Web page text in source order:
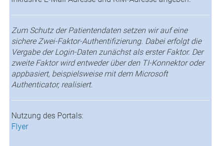
Zum Schutz der Patientendaten setzen wir auf eine
sichere Zwei-Faktor-Authentifizierung. Dabei erfolgt die
Vergabe der Login-Daten zunächst als erster Faktor. Der
zweite Faktor wird entweder über den TI-Konnektor oder
appbasiert, beispielsweise mit dem Microsoft
Authenticator, realisiert.
Nutzung des Portals:
Flyer